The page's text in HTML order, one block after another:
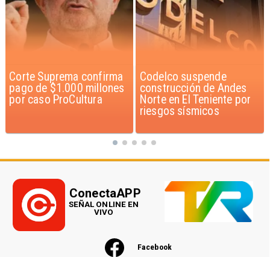
Codelco suspende
construcción de Andes
Norte en El Teniente por
Lluvias históricas en
Chile: ciudades alcanzan
máximos nunca vistos
Facebook
ConectaAPP
SEÑAL ONLINE EN
VIVO